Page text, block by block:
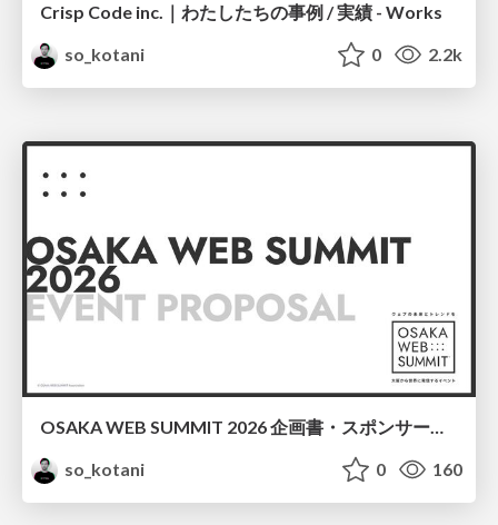
Crisp Code inc.｜わたしたちの事例 / 実績 - Works
so_kotani
0 2.2k
OSAKA WEB SUMMIT 2026 企画書・スポンサー募集
so_kotani
0 160